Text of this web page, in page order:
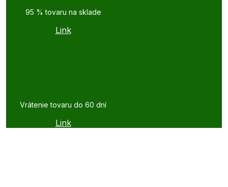
95 % tovaru na sklade
Link
Vrátenie tovaru do 60 dní
Link